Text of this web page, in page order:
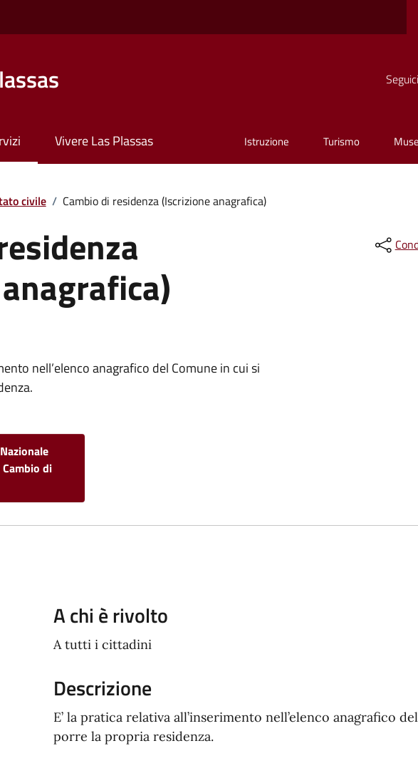
Vivere Las Plassas Istruzione Turismo
civile / Cambio di residenza (Iscrizione anagrafica)
nell’elenco anagrafico del Comune in cui si
di
A chi è rivolto
A tutti i cittadini
Descrizione
E’ la pratica relativa all’inserimento nell’elenco anagrafico
porre la propria residenza.